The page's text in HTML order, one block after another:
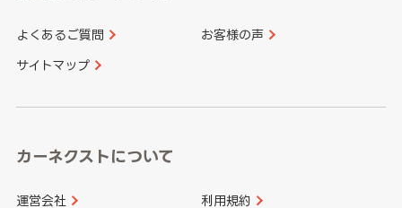
香川県 愛媛県
大分県 宮崎県
よくあるご質問 お客様の声
サイトマップ
カーネクストについて
運営会社 利用規約